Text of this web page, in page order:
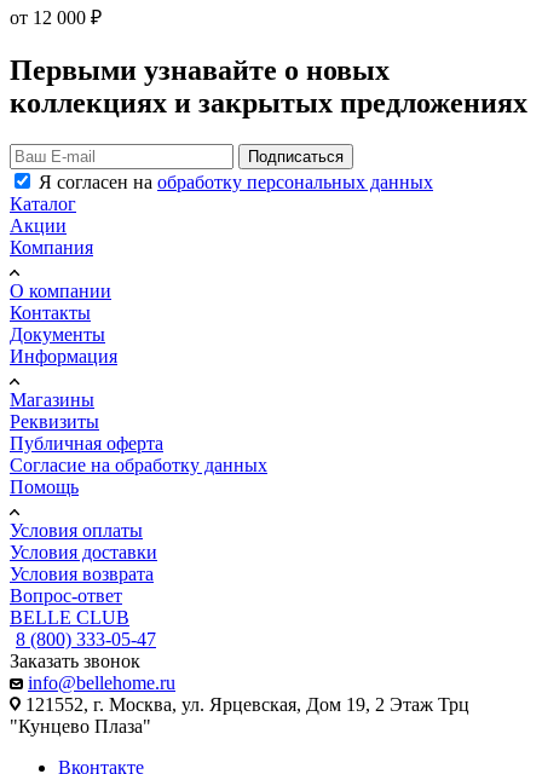
от 12 000 ₽
Первыми узнавайте о новых
коллекциях и закрытых предложениях
Подписаться
Я согласен на обработку персональных данных
Каталог
Акции
Компания
О компании
Контакты
Документы
Информация
Магазины
Реквизиты
Публичная оферта
Согласие на обработку данных
Помощь
Условия оплаты
Условия доставки
Условия возврата
Вопрос-ответ
BELLE CLUB
8 (800) 333-05-47
Заказать звонок
info@bellehome.ru
121552, г. Москва, ул. Ярцевская, Дом 19, 2 Этаж Трц
"Кунцево Плаза"
Вконтакте